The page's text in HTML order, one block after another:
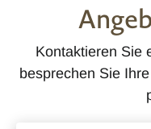
Kontaktieren Sie
besprechen Sie